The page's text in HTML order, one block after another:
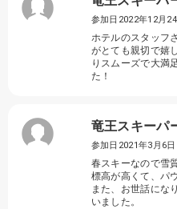
参加日2022年12月24
ホテルのスタッフ
がとても親切で嬉
りスムーズで大満
た！
竜王スキーパ
参加日2021年3月6日
春スキーなので雪
標高が高くて、パ
また、お世話にな
いました。